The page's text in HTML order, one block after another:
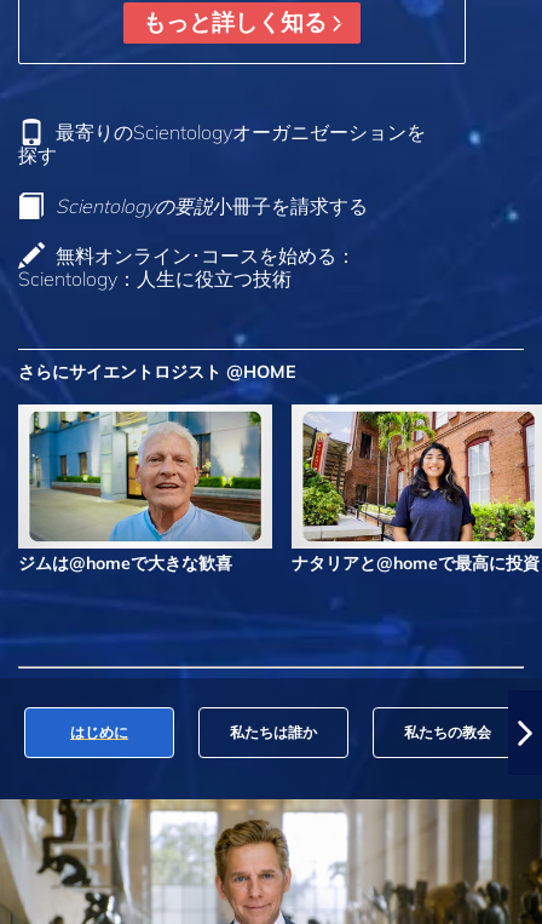
もっと詳しく知る
最寄りのScientologyオーガニゼーションを
探す
Scientologyの要説小冊子を請求する
無料オンライン･コースを始める：
Scientology：人生に役立つ技術
さらにサイエントロジスト @HOME
ジムは@homeで大きな歓喜 ナタリアと@homeで最高に投資
はじめに 私たちは誰か 私たちの教会